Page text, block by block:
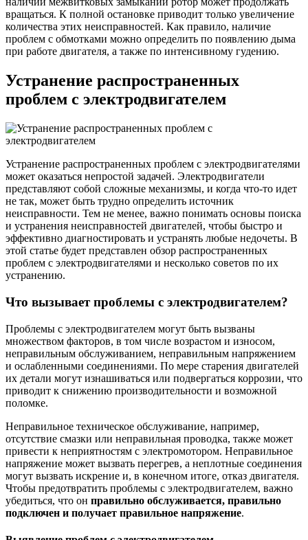
вращаться. К полной остановке приводит только увеличение
количества этих неисправностей. Как правило, наличие
проблем с обмотками можно определить по появлению дыма
при работе двигателя, а также по интенсивному гудению.
Устранение распространенных
проблем с электродвигателем
Устранение распространенных проблем с электродвигателями
может оказаться непростой задачей. Электродвигатели
представляют собой сложные механизмы, и когда что-то идет
не так, может быть трудно определить источник
неисправности. Тем не менее, важно понимать основы поиска
и устранения неисправностей двигателей, чтобы быстро и
эффективно диагностировать и устранять любые недочеты. В
этой статье будет представлен обзор распространенных
проблем с электродвигателями и несколько советов по их
устранению.
Что вызывает проблемы с электродвигателем?
Проблемы с электродвигателем могут быть вызваны
множеством факторов, в том числе возрастом и износом,
неправильным обслуживанием, неправильным напряжением
и ослабленными соединениями. По мере старения двигателей
их детали могут изнашиваться или подвергаться коррозии, что
приводит к снижению производительности и возможной
поломке.
Неправильное техническое обслуживание, например,
отсутствие смазки или неправильная проводка, также может
привести к неприятностям с электромотором. Неправильное
напряжение может вызвать перегрев, а неплотные соединения
могут вызвать искрение и, в конечном итоге, отказ двигателя.
Чтобы предотвратить проблемы с электродвигателем, важно
убедиться, что он правильно обслуживается, правильно
подключен и получает правильное напряжение.